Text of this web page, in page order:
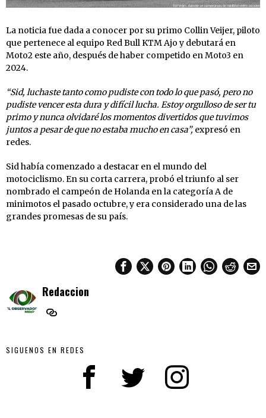
La noticia fue dada a conocer por su primo Collin Veijer, piloto
que pertenece al equipo Red Bull KTM Ajo y debutará en
Moto2 este año, después de haber competido en Moto3 en
2024.
“Sid, luchaste tanto como pudiste con todo lo que pasó, pero no
pudiste vencer esta dura y difícil lucha. Estoy orgulloso de ser tu
primo y nunca olvidaré los momentos divertidos que tuvimos
juntos a pesar de que no estaba mucho en casa”, expresó en
redes.
Sid había comenzado a destacar en el mundo del
motociclismo. En su corta carrera, probó el triunfo al ser
nombrado el campeón de Holanda en la categoría A de
minimotos el pasado octubre, y era considerado una de las
grandes promesas de su país.
Redaccion
SIGUENOS EN REDES